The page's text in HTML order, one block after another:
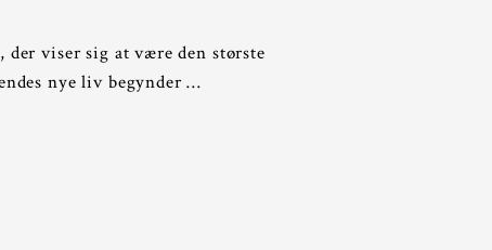
viser sig at være den største
nye liv begynder …